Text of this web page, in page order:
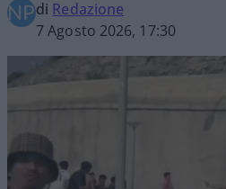
di Redazione
7 Agosto 2026, 17:30